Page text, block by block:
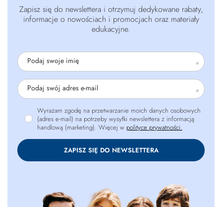
Zapisz się do newslettera i otrzymuj dedykowane rabaty,
informacje o nowościach i promocjach oraz materiały
edukacyjne.
Podaj swoje imię
Podaj swój adres e-mail
Wyrażam zgodę na przetwarzanie moich danych osobowych
(adres e-mail) na potrzeby wysyłki newslettera z informacją
handlową (marketing). Więcej w polityce prywatności.
ZAPISZ SIĘ DO NEWSLETTERA